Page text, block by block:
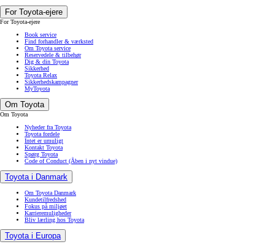
For Toyota-ejere
For Toyota-ejere
Book service
Find forhandler & værksted
Om Toyota service
Reservedele & tilbehør
Dig & din Toyota
Sikkerhed
Toyota Relax
Sikkerhedskampagner
MyToyota
Om Toyota
Om Toyota
Nyheder fra Toyota
Toyota fordele
Intet er umuligt
Kontakt Toyota
Spørg Toyota
Code of Conduct (Åben i nyt vindue)
Toyota i Danmark
Om Toyota Danmark
Kundetilfredshed
Fokus på miljøet
Karrieremuligheder
Bliv lærling hos Toyota
Toyota i Europa